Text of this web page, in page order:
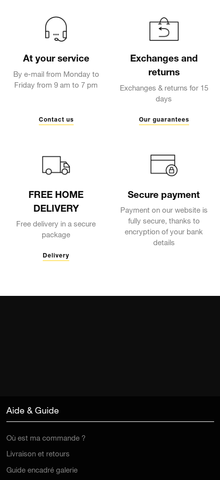
At your service
By e-mail from Monday to
Friday from 9 am to 7 pm
Contact us
Exchanges and
returns
Exchanges & returns for 15
days
Our guarantees
FREE HOME
DELIVERY
Free delivery in a secure
package
Delivery
Secure payment
Payment on our website is
fully secure, thanks to
encryption of your bank
details
Aide & Guide
Où est ma commande ?
Livraison et retours
Guide encadré galerie